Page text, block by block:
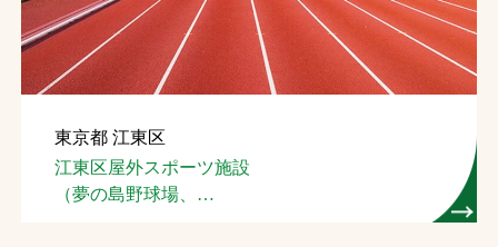
東京都 江東区
江東区屋外スポーツ施設
（夢の島野球場、